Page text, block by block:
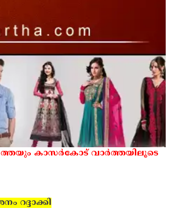
കാസര്‍കോട് വാര്‍ത്തയിലൂടെ
റദ്ദാക്കി